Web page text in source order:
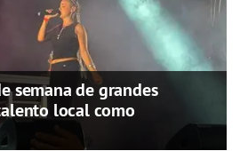
semana de grandes
local como